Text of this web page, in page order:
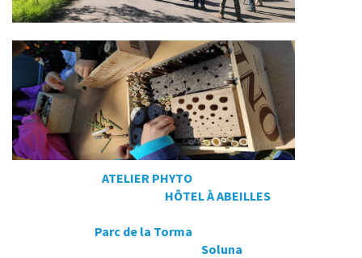
ATELIER PHYTO
HÔTEL À ABEILLES
Parc de la Torma
Soluna